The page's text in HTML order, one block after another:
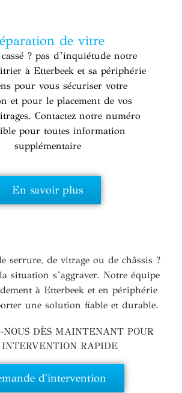
de vitre
? pas d’inquiétude notre
à Etterbeek et sa périphérie
pour vous sécuriser votre
et pour le placement de vos
Contactez notre numéro
pour toutes information
supplémentaire
En savoir plus
serrure, de vitrage ou de châssis ?
situation s’aggraver. Notre équipe
à Etterbeek et en périphérie
une solution fiable et durable.
NOUS DÈS MAINTENANT POUR
RAPIDE
d'intervention